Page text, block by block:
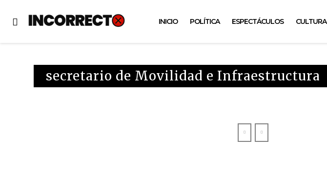
INICIO POLÍTICA ESPECTÁCULOS CULTURA
secretario de Movilidad e Infraestructura